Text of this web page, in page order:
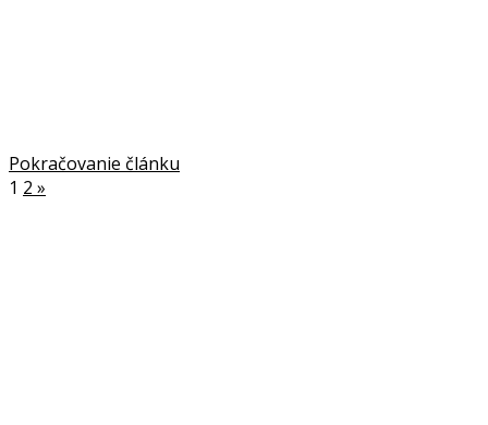
Pokračovanie článku
1 2 »